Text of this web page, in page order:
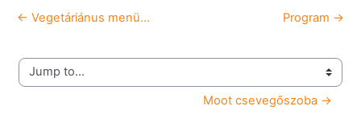
← Vegetáriánus menü... Program →
Jump to...
Moot csevegőszoba →